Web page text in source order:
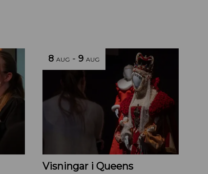
8 AUG - 9 AUG
Visningar i Queens